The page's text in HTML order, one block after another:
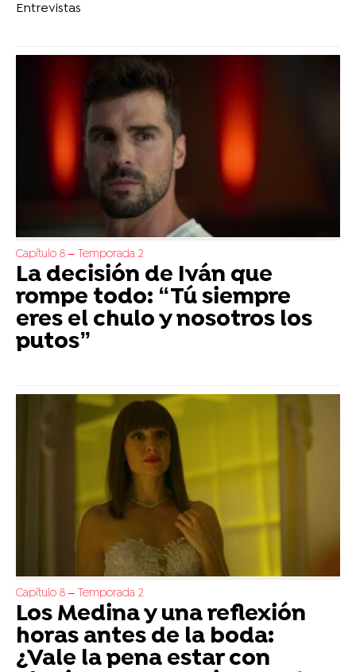
Entrevistas
Capítulo 8 – Temporada 2
La decisión de Iván que
rompe todo: “Tú siempre
eres el chulo y nosotros los
putos”
Capítulo 8 – Temporada 2
Los Medina y una reflexión
horas antes de la boda:
¿Vale la pena estar con